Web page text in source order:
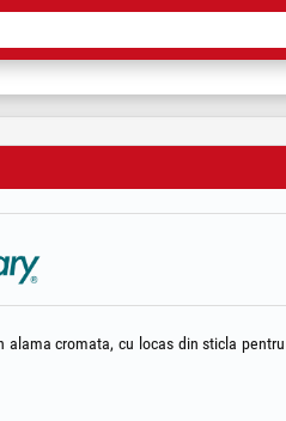
alama cromata, cu locas din sticla